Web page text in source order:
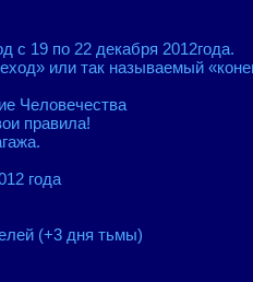
с 19 по 22 декабря 2012года.
или так называемый
Человечества
правила!
года
(+3 дня тьмы)